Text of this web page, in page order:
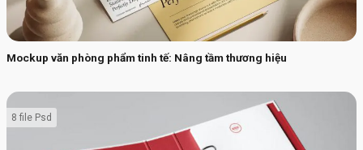
Mockup văn phòng phẩm tinh tế: Nâng tầm thương hiệu
8 file Psd